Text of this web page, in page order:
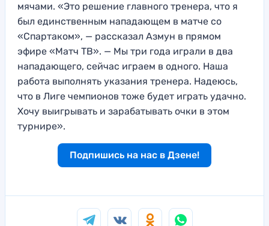
мячами. «Это решение главного тренера, что я
был единственным нападающем в матче со
«Спартаком», — рассказал Азмун в прямом
эфире «Матч ТВ». — Мы три года играли в два
нападающего, сейчас играем в одного. Наша
работа выполнять указания тренера. Надеюсь,
что в Лиге чемпионов тоже будет играть удачно.
Хочу выигрывать и зарабатывать очки в этом
турнире».
Подпишись на нас в Дзене!